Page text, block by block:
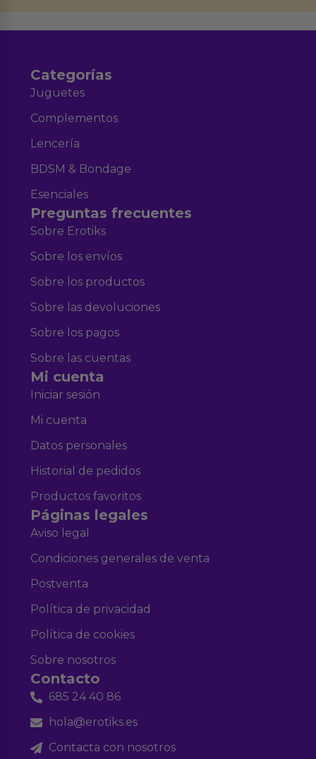
Categorías
Juguetes
Complementos
Lencería
BDSM & Bondage
Esenciales
Preguntas frecuentes
Sobre Erotiks
Sobre los envíos
Sobre los productos
Sobre las devoluciones
Sobre los pagos
Sobre las cuentas
Mi cuenta
Iniciar sesión
Mi cuenta
Datos personales
Historial de pedidos
Productos favoritos
Páginas legales
Aviso legal
Condiciones generales de venta
Postventa
Política de privacidad
Política de cookies
Sobre nosotros
Contacto
685 24 40 86
hola@erotiks.es
Contacta con nosotros